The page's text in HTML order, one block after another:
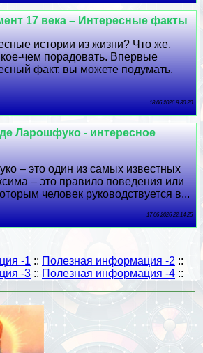
17 века – Интересные факты
истории из жизни? Что же,
чем порадовать. Впервые
факт, вы можете подумать,
18 06 2026 9:30:20
Ларошфуко - интересное
– это один из самых известных
– это правило поведения или
человек руководствуется в...
17 06 2026 22:14:25
-1 :: Полезная информация -2 ::
-3 :: Полезная информация -4 ::